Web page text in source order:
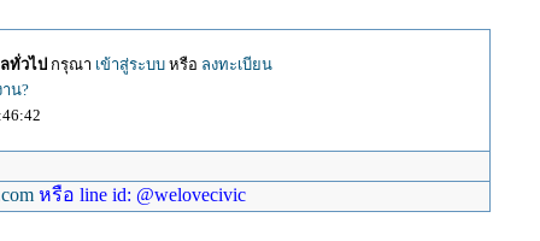
ทั่วไป กรุณา เข้าสู่ระบบหรือ ลงทะเบียน
น?
หรือ line id: @welovecivic